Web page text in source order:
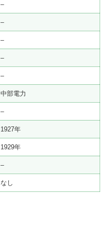
–
–
–
–
–
中部電力
–
1927年
1929年
–
なし